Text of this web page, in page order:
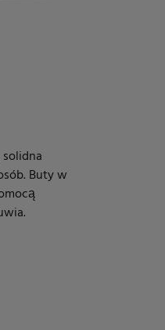
Buty w